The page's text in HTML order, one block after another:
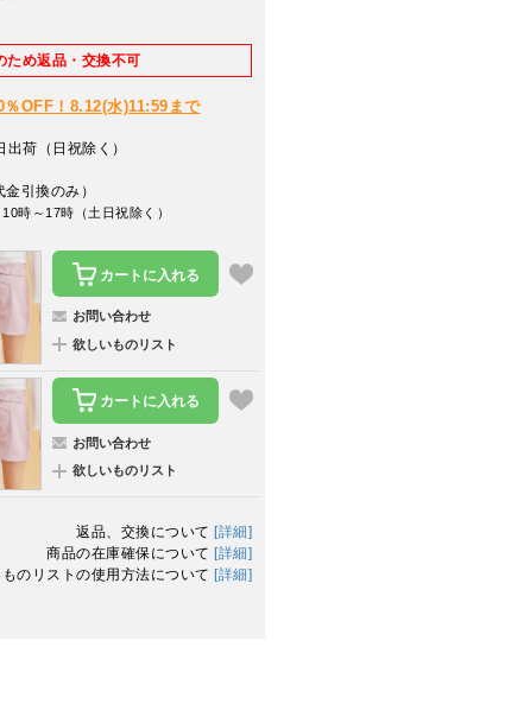
ため返品・交換不可
OFF！8.12(水)11:59まで
荷（日祝除く）
引換のみ）
時～17時（土日祝除く）
カートに入れる
お問い合わせ
欲しいものリスト
カートに入れる
お問い合わせ
欲しいものリスト
返品、交換について [詳細]
商品の在庫確保について [詳細]
のリストの使用方法について [詳細]